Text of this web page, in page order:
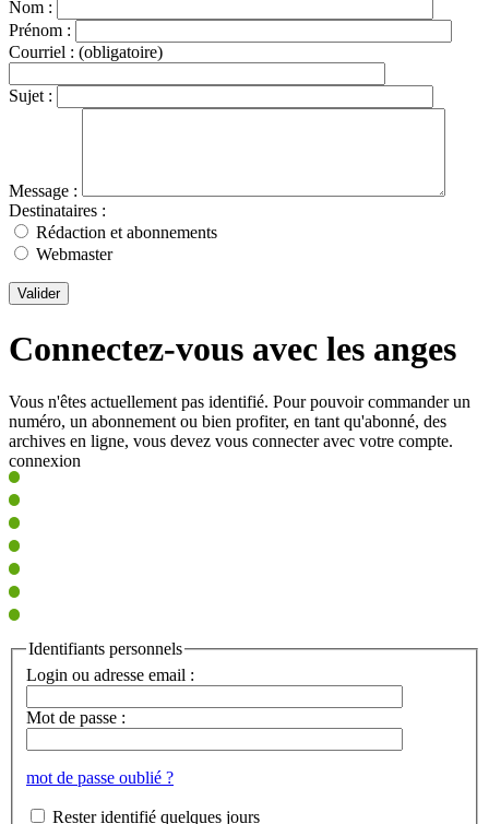
Nom :
Prénom :
Courriel : (obligatoire)
Sujet :
Message :
Destinataires :
Rédaction et abonnements
Webmaster
Valider
Connectez-vous avec les anges
Vous n'êtes actuellement pas identifié. Pour pouvoir commander un
numéro, un abonnement ou bien profiter, en tant qu'abonné, des
archives en ligne, vous devez vous connecter avec votre compte.
connexion
Identifiants personnels
Login ou adresse email :
Mot de passe :
mot de passe oublié ?
Rester identifié quelques jours